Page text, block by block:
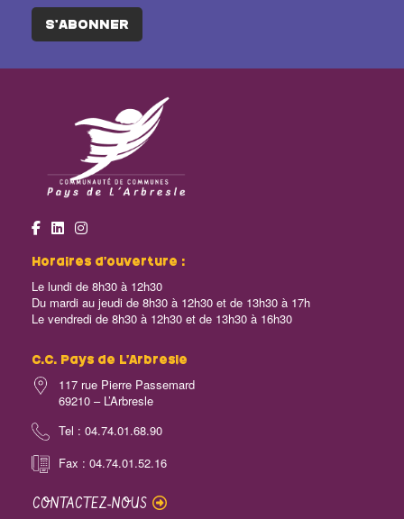
S'ABONNER
Horaires d’ouverture :
Le lundi de 8h30 à 12h30
Du mardi au jeudi de 8h30 à 12h30 et de 13h30 à 17h
Le vendredi de 8h30 à 12h30 et de 13h30 à 16h30
C.C. Pays de L’Arbresle
117 rue Pierre Passemard
69210 – L’Arbresle
Tel : 04.74.01.68.90
Fax : 04.74.01.52.16
CONTACTEZ-NOUS